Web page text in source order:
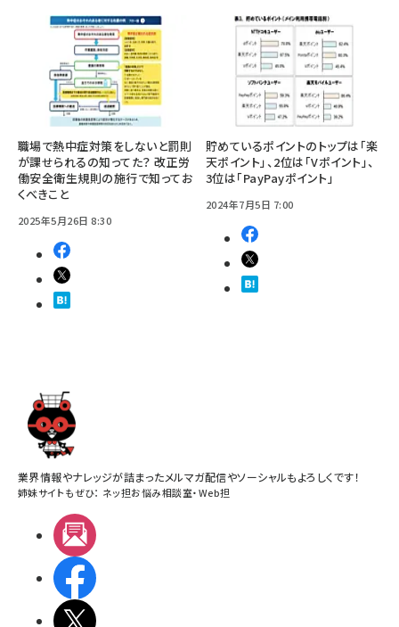
職場で熱中症対策をしないと罰則
が課せられるの知ってた？ 改正労
働安全衛生規則の施行で知ってお
くべきこと
2025年5月26日 8:30
貯めているポイントのトップは「楽
天ポイント」、2位は「Vポイント」、
3位は「PayPayポイント」
2024年7月5日 7:00
業界情報やナレッジが詰まったメルマガ配信やソーシャルもよろしくです！
姉妹サイトもぜひ： ネッ担お悩み相談室・Web担